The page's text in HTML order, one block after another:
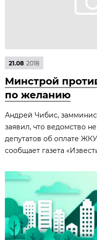
21.08 2018
Минстрой
по желанию
Андрей Чибис,
заявил, что ведомство
депутатов об оплате
сообщает газета